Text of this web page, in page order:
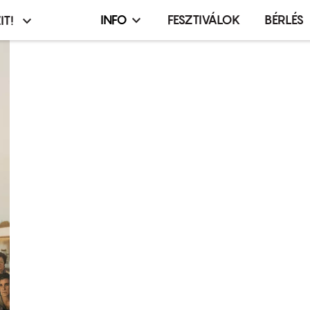
Infó,
INFO FESZTIVÁLOK BÉRLÉS